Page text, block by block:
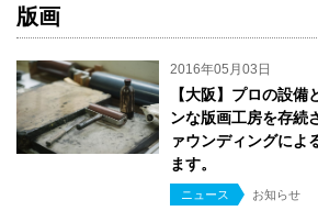
版画
2016年05月03日
【大阪】プロの設
ンな版画工房を存続
ァウンディングによ
ます。
ニュース お知らせ